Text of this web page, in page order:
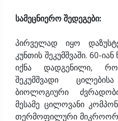
სამეცნიერო შედეგები:
პირველად იყო
კუნთის შეკუმშვაში. 60-
იქნა დადგენილი,
შეკუმშვადი
ბიოლოგიური
მესამე ცილოვანი
თერმოფილური